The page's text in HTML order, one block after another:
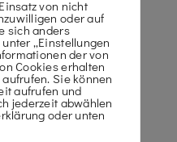
wir
von nicht
oder auf
sich anders
„Einstellungen
der von
Cookies erhalten
Sie können
aufrufen und
jederzeit abwählen
oder unten